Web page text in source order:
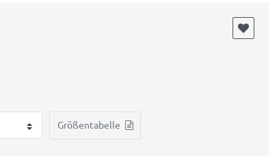
Größentabelle